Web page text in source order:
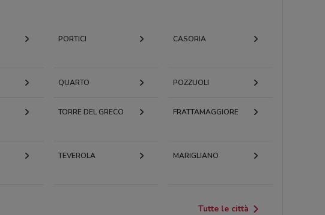
PORTICI CASORIA
QUARTO POZZUOLI
TORRE DEL GRECO FRATTAMAGGIORE
TEVEROLA MARIGLIANO
Tutte le città